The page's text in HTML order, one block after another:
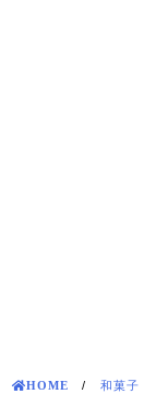
HOME / 和菓子